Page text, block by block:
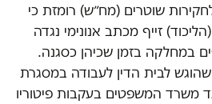
שוטרים (מח״ש) רומזת כי
זייף מכתב אנונימי נגדה
במחלקה בזמן שכיהן כסגנה.
לבית הדין לעבודה במסגרת
משרד המשפטים בעקבות פיטוריו